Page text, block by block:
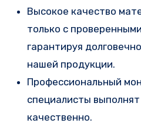
Высокое качество
только с
гарантируя
нашей продукции.
Профессиональный
специалисты
качественно.